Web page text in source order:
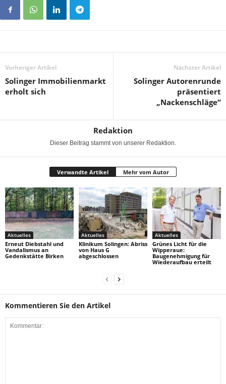
Vorheriger Artikel
Solinger Immobilienmarkt
erholt sich
Nächster Artikel
Solinger Autorenrunde
präsentiert
„Nackenschläge“
Redaktion
Dieser Beitrag stammt von unserer Redaktion.
Verwandte Artikel Mehr vom Autor
Aktuelles
Erneut Diebstahl und
Vandalismus an
Gedenkstätte Birken
Aktuelles
Klinikum Solingen: Abriss
von Haus G
abgeschlossen
Aktuelles
Grünes Licht für die
Wipperaue:
Baugenehmigung für
Wiederaufbau erteilt
Kommentieren Sie den Artikel